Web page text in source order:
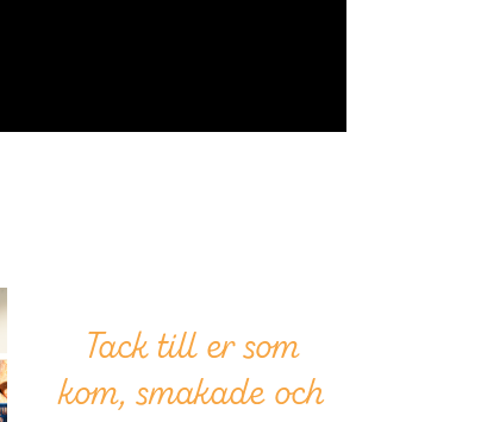
Tack till er som
kom, smakade och